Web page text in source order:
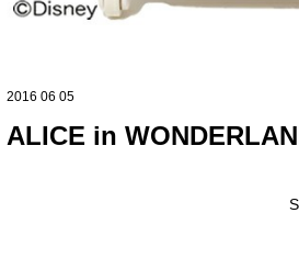
2016 06 05
ALICE in